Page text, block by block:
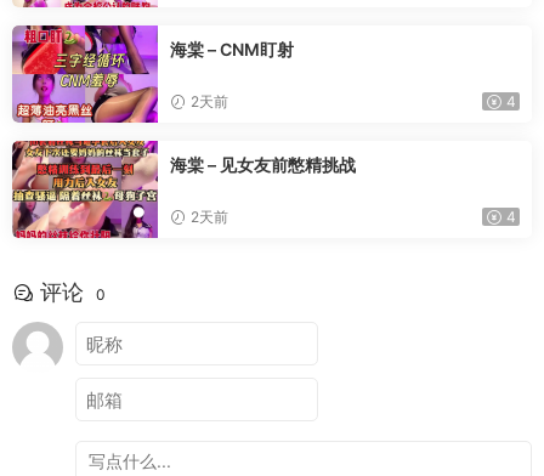
海棠 – CNM盯射
2天前 4
海棠 – 见女友前憋精挑战
2天前 4
评论 0